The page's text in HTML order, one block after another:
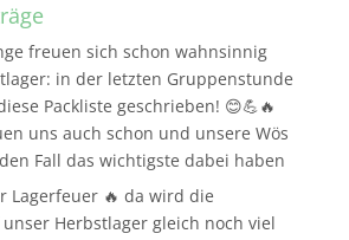
freuen sich schon wahnsinnig
in der letzten Gruppenstunde
Packliste geschrieben! 😊💪🔥
uns auch schon und unsere Wös
Fall das wichtigste dabei haben
Lagerfeuer 🔥 da wird die
Herbstlager gleich noch viel